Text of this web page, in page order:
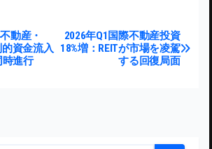
ゲーション
2026年Q1国際不動産投資
18%増：REITが市場を凌駕
する回復局面
動産・
的資金流入
時進行